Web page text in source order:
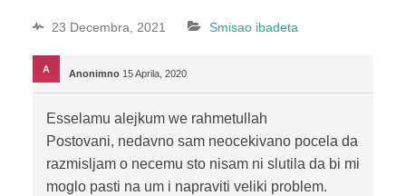
23 Decembra, 2021 Smisao ibadeta
Anonimno 15 Aprila, 2020
Esselamu alejkum we rahmetullah
Postovani, nedavno sam neocekivano pocela da
razmisljam o necemu sto nisam ni slutila da bi mi
moglo pasti na um i napraviti veliki problem.